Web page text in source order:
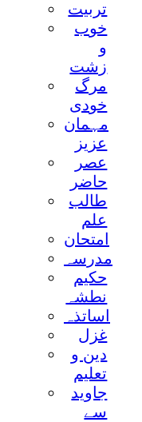
تربيت
خوب
و
زشت
مرگ
خودی
مہمان
عزيز
عصر
حاضر
طالب
علم
امتحان
مدرسہ
حکيم
نطشہ
اساتذہ
غزل
دين و
تعليم
جاويد
سے